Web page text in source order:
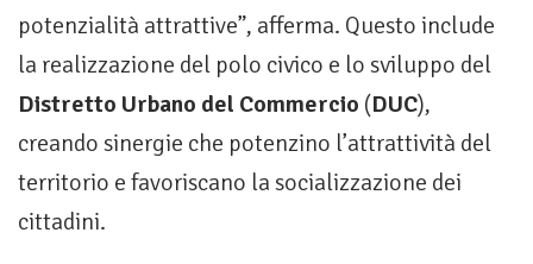
potenzialità attrattive”, afferma. Questo include
la realizzazione del polo civico e lo sviluppo del
Distretto Urbano del Commercio (DUC),
creando sinergie che potenzino l’attrattività del
territorio e favoriscano la socializzazione dei
cittadini.